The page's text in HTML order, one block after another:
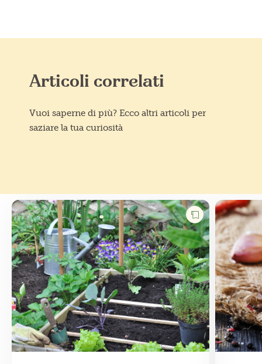
Articoli correlati
Vuoi saperne di più? Ecco altri articoli per
saziare la tua curiosità